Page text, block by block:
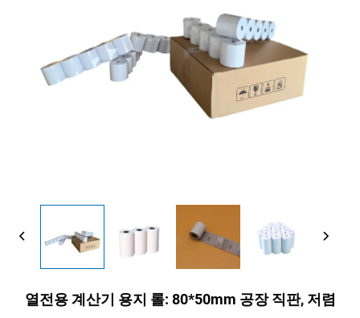
열전용 계산기 용지 롤: 80*50mm 공장 직판, 저렴